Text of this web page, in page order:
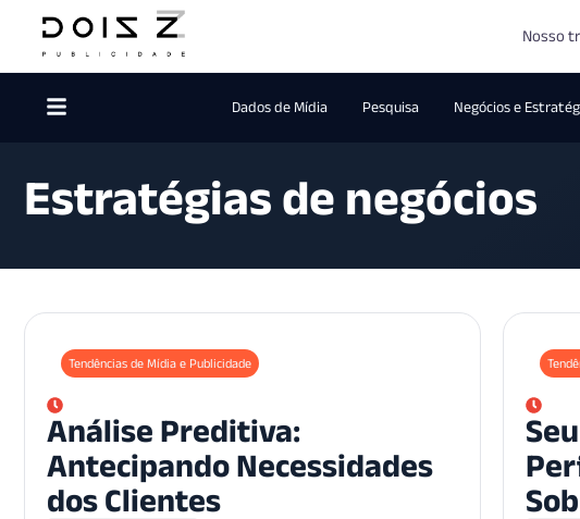
Nosso
Dados de Mídia Pesquisa Negócios e
Estratégias de negócios
Tendências de Mídia e Publicidade
Análise Preditiva:
Antecipando Necessidades
dos Clientes